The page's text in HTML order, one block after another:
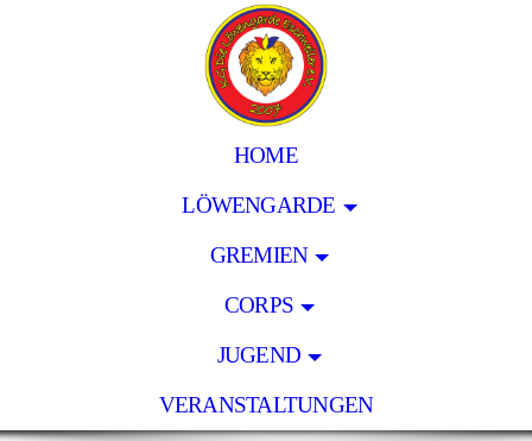
HOME
LÖWENGARDE
GREMIEN
CORPS
JUGEND
VERANSTALTUNGEN